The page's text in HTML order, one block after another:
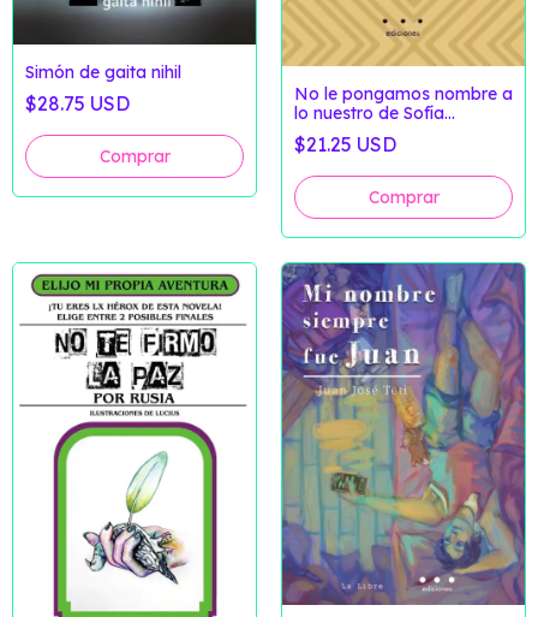
Simón de gaita nihil
$28.75 USD
No le pongamos nombre a
lo nuestro de Sofía
Vaisman Maturana
$21.25 USD